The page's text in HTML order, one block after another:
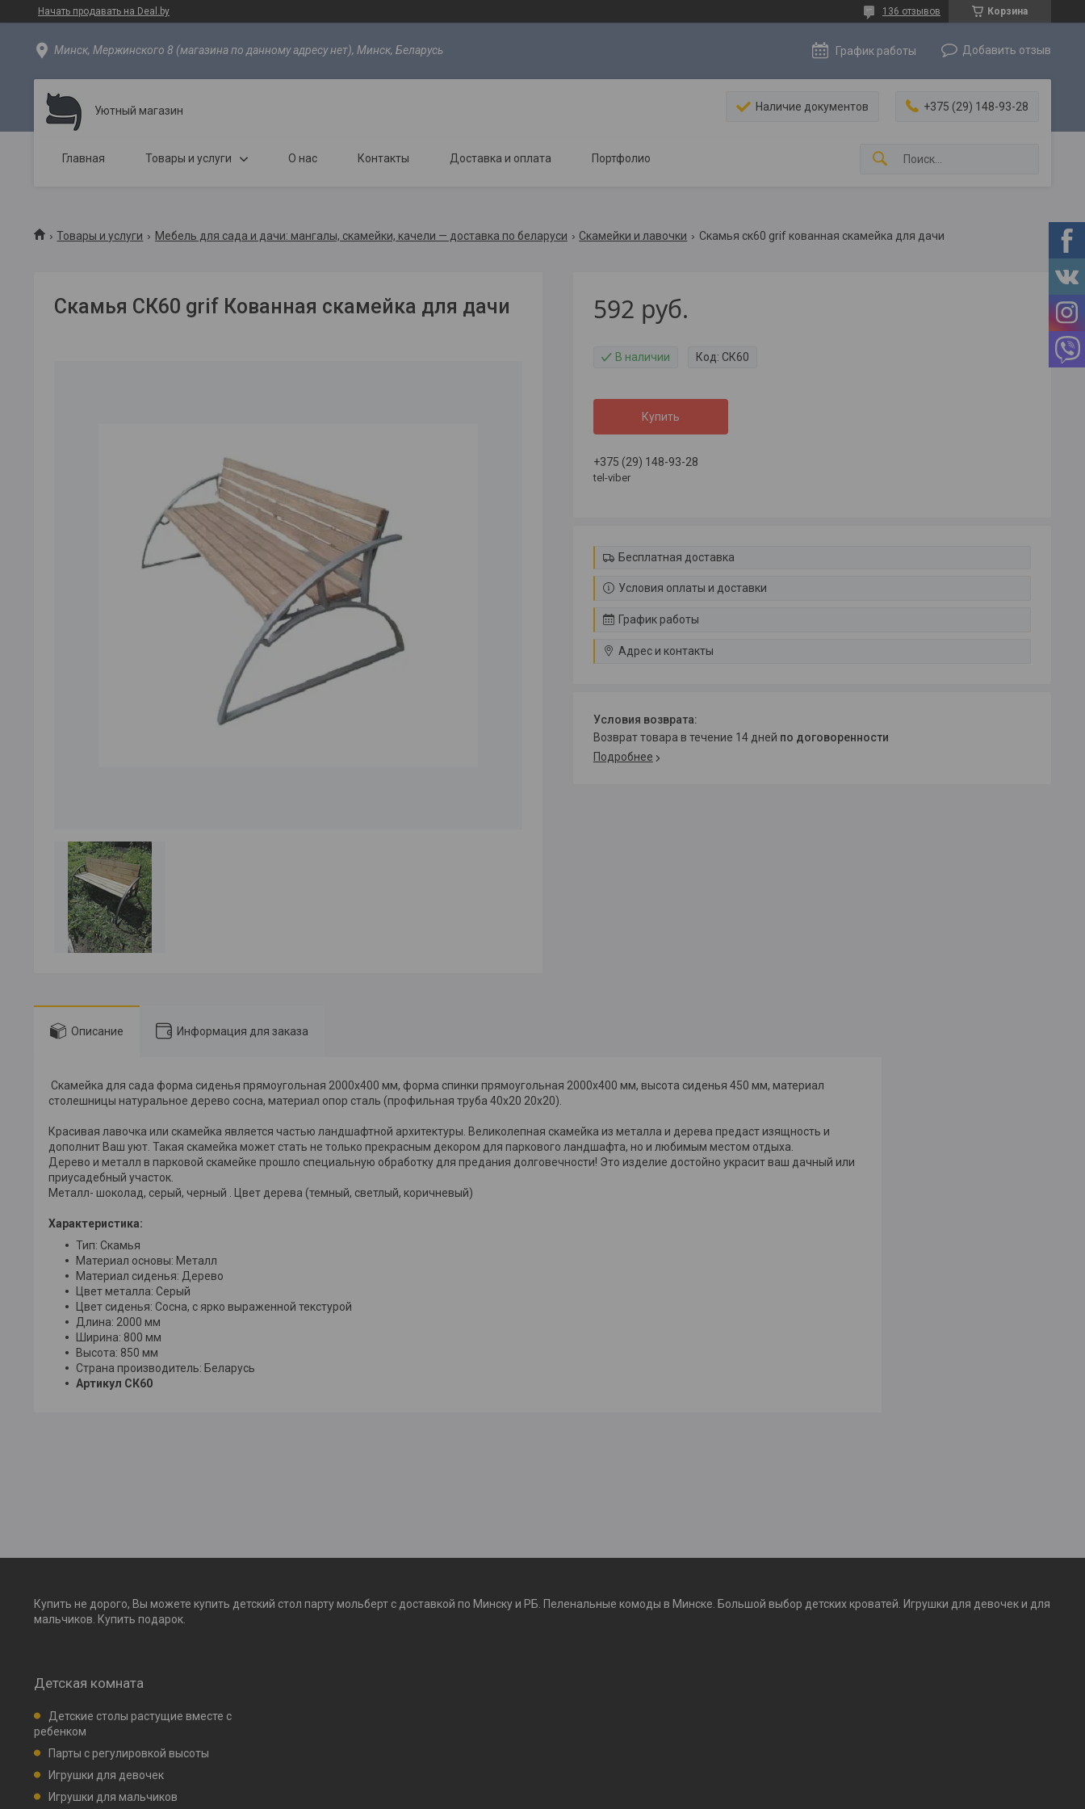
Начать продавать на Deal.by Корзина
136 отзывов
Минск, Мержинского 8 (магазина по данному адресу нет), Минск, Беларусь График работы Добавить отзыв
Уютный магазин Наличие документов +375 (29) 148-93-28
Главная Товары и услуги О нас Контакты Доставка и оплата Портфолио
Товары и услуги Мебель для сада и дачи: мангалы, скамейки, качели — доставка по беларуси Скамейки и лавочки Скамья ск60 grif кованная скамейка для дачи
Скамья СК60 grif Кованная скамейка для дачи 592 руб.
В наличии Код: СК60
Купить
+375 (29) 148-93-28
tel-viber
Бесплатная доставка
Условия оплаты и доставки
График работы
Адрес и контакты
возврат товара в течение 14 дней по договоренности
Подробнее
Описание Информация для заказа
Скамейка для сада форма сиденья прямоугольная 2000х400 мм, форма спинки прямоугольная 2000х400 мм, высота сиденья 450 мм, материал
столешницы натуральное дерево сосна, материал опор сталь (профильная труба 40х20 20х20).
Красивая лавочка или скамейка является частью ландшафтной архитектуры. Великолепная скамейка из металла и дерева предаст изящность и
дополнит Ваш уют. Такая скамейка может стать не только прекрасным декором для паркового ландшафта, но и любимым местом отдыха.
Дерево и металл в парковой скамейке прошло специальную обработку для предания долговечности! Это изделие достойно украсит ваш дачный или
приусадебный участок.
Металл- шоколад, серый, черный . Цвет дерева (темный, светлый, коричневый)
Характеристика:
Тип: Скамья
Материал основы: Металл
Материал сиденья: Дерево
Цвет металла: Серый
Цвет сиденья: Сосна, с ярко выраженной текстурой
Длина: 2000 мм
Ширина: 800 мм
Высота: 850 мм
Страна производитель: Беларусь
Артикул СК60
Купить не дорого, Вы можете купить детский стол парту мольберт с доставкой по Минску и РБ. Пеленальные комоды в Минске. Большой выбор детских кроватей. Игрушки для девочек и для
мальчиков. Купить подарок.
Детская комната
Детские столы растущие вместе с
ребенком
Парты с регулировкой высоты
Игрушки для девочек
Игрушки для мальчиков